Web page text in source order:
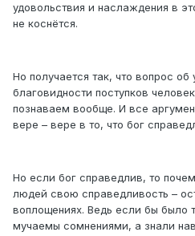
удовольствия и наслаждения в
не коснётся.
Но получается так, что вопрос
благовидности поступков
познаваем вообще. И все
вере – вере в то, что бог
Но если бог справедлив, то
людей свою справедливость –
воплощениях. Ведь если бы было
мучаемы сомнениями, а знали